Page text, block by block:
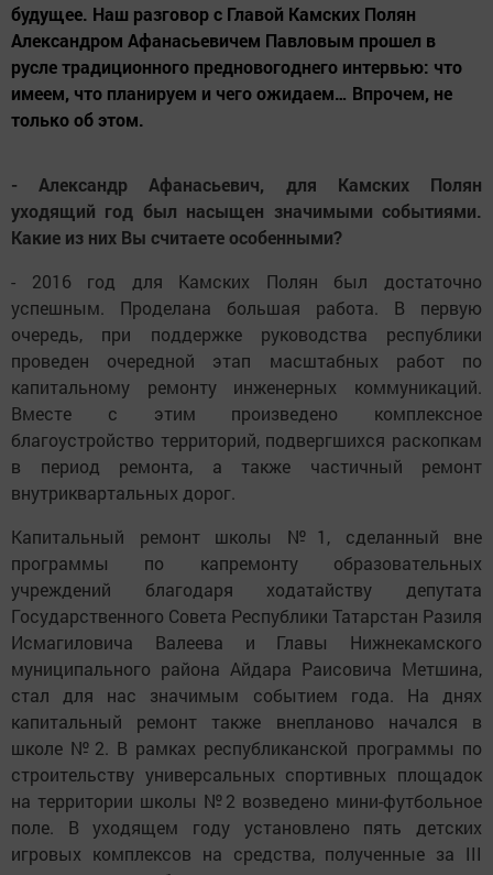
будущее. Наш разговор с Главой Камских Полян
Александром Афанасьевичем Павловым прошел в
русле традиционного предновогоднего интервью: что
имеем, что планируем и чего ожидаем… Впрочем, не
только об этом.
- Александр Афанасьевич, для Камских Полян
уходящий год был насыщен значимыми событиями.
Какие из них Вы считаете особенными?
- 2016 год для Камских Полян был достаточно
успешным. Проделана большая работа. В первую
очередь, при поддержке руководства республики
проведен очередной этап масштабных работ по
капитальному ремонту инженерных коммуникаций.
Вместе с этим произведено комплексное
благоустройство территорий, подвергшихся раскопкам
в период ремонта, а также частичный ремонт
внутриквартальных дорог.
Капитальный ремонт школы №1, сделанный вне
программы по капремонту образовательных
учреждений благодаря ходатайству депутата
Государственного Совета Республики Татарстан Разиля
Исмагиловича Валеева и Главы Нижнекамского
муниципального района Айдара Раисовича Метшина,
стал для нас значимым событием года. На днях
капитальный ремонт также внепланово начался в
школе №2. В рамках республиканской программы по
строительству универсальных спортивных площадок
на территории школы №2 возведено мини-футбольное
поле. В уходящем году установлено пять детских
игровых комплексов на средства, полученные за III